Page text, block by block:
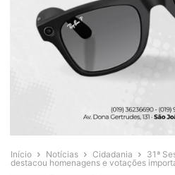
Início Notícias Cidadania
31ª
destacou homenagens e votações